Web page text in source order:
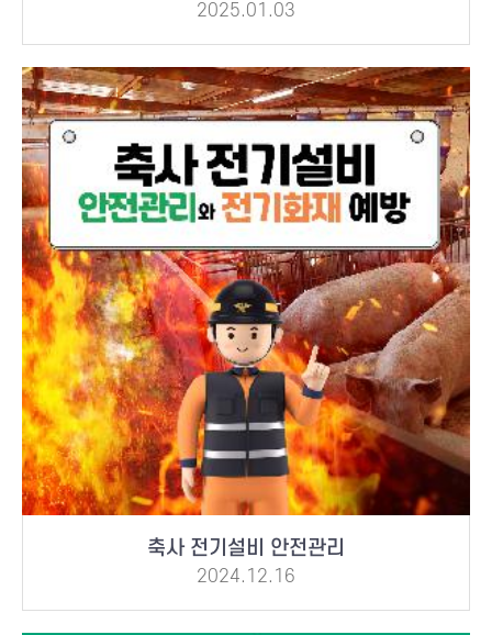
2025.01.03
축사 전기설비 안전관리
2024.12.16